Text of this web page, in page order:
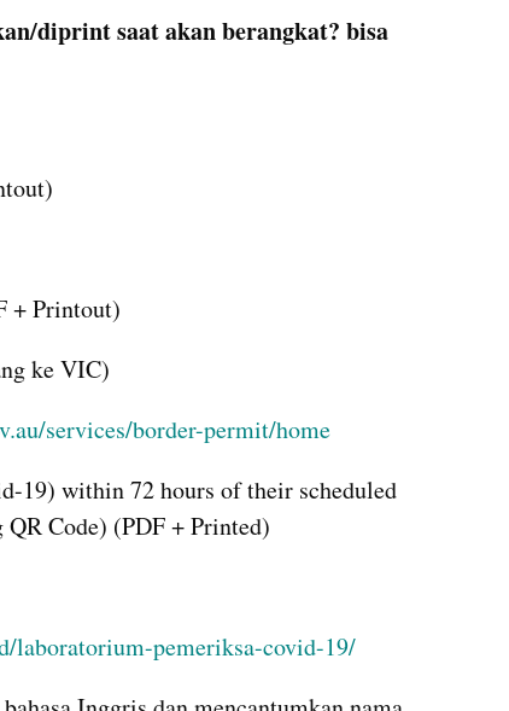
diprint saat akan berangkat? bisa
+ Printout)
ke VIC)
services/border-permit/home
19) within 72 hours of their scheduled
Code) (PDF + Printed)
laboratorium-pemeriksa-covid-19/